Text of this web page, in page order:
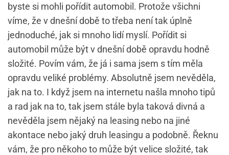
byste si mohli pořídit automobil. Protože všichni
víme, že v dnešní době to třeba není tak úplně
jednoduché, jak si mnoho lidí myslí. Pořídit si
automobil může být v dnešní době opravdu hodně
složité. Povím vám, že já i sama jsem s tím měla
opravdu veliké problémy. Absolutně jsem nevěděla,
jak na to. I když jsem na internetu našla mnoho tipů
a rad jak na to, tak jsem stále byla taková divná a
nevěděla jsem nějaký na leasing nebo na jiné
akontace nebo jaký druh leasingu a podobně. Řeknu
vám, že pro někoho to může být velice složité, tak